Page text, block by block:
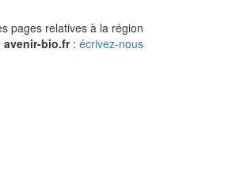
pages relatives à la région
avenir-bio.fr: écrivez-nous